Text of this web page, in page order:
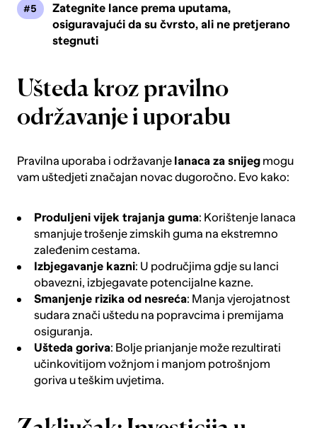
Zategnite lance prema uputama,
osiguravajući da su čvrsto, ali ne pretjerano
stegnuti
Ušteda kroz pravilno
održavanje i uporabu
Pravilna uporaba i održavanje lanaca za snijegmogu
vam uštedjeti značajan novac dugoročno. Evo kako:
Produljeni vijek trajanja guma: Korištenje lanaca
smanjuje trošenje zimskih guma na ekstremno
zaleđenim cestama.
Izbjegavanje kazni: U područjima gdje su lanci
obavezni, izbjegavate potencijalne kazne.
Smanjenje rizika od nesreća: Manja vjerojatnost
sudara znači uštedu na popravcima i premijama
osiguranja.
Ušteda goriva: Bolje prianjanje može rezultirati
učinkovitijom vožnjom i manjom potrošnjom
goriva u teškim uvjetima.